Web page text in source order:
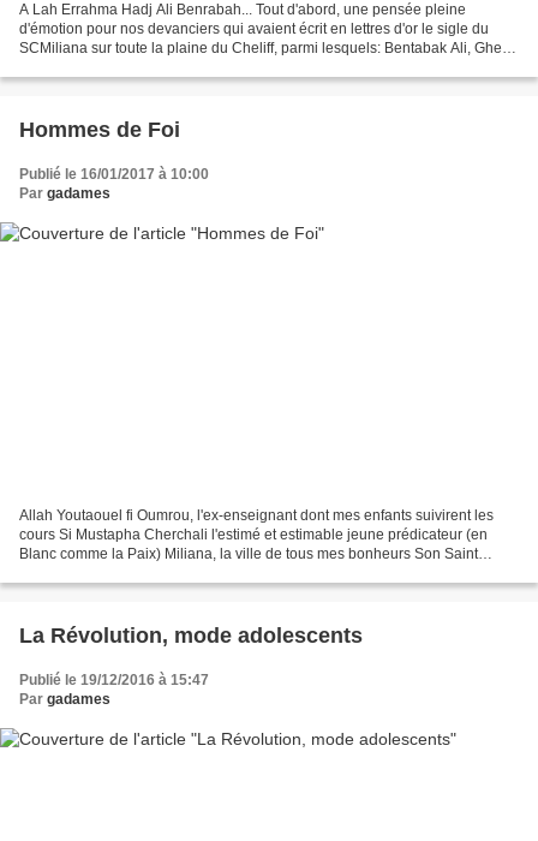
A Lah Errahma Hadj Ali Benrabah... Tout d'abord, une pensée pleine
d'émotion pour nos devanciers qui avaient écrit en lettres d'or le sigle du
SCMiliana sur toute la plaine du Cheliff, parmi lesquels: Bentabak Ali, Ghersi
Hommes de Foi
Publié le 16/01/2017 à 10:00
Par gadames
Allah Youtaouel fi Oumrou, l'ex-enseignant dont mes enfants suivirent les
cours Si Mustapha Cherchali l'estimé et estimable jeune prédicateur (en
Blanc comme la Paix) Miliana, la ville de tous mes bonheurs Son Saint
La Révolution, mode adolescents
Publié le 19/12/2016 à 15:47
Par gadames